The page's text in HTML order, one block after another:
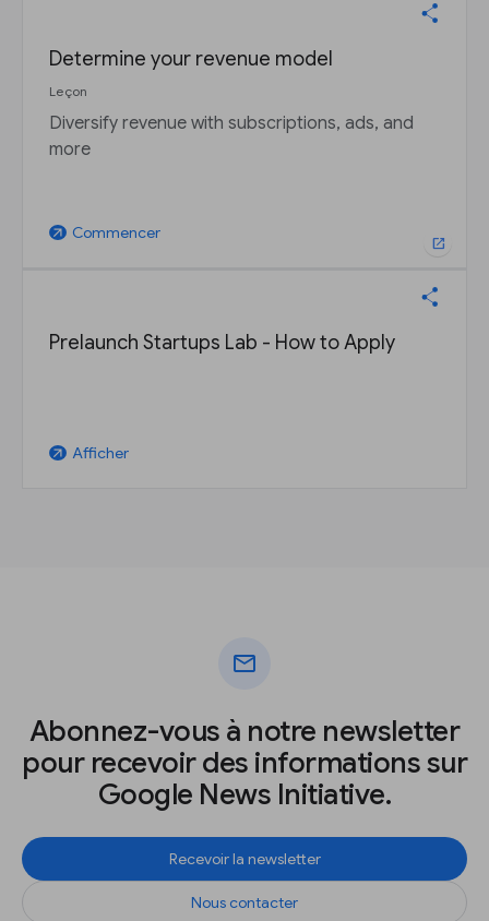
Determine your revenue model
Leçon
Diversify revenue with subscriptions, ads, and
more
arrow_outward Commencer open_in_new
Prelaunch Startups Lab - How to Apply
arrow_outward Afficher
mail
Abonnez-vous à notre newsletter
pour recevoir des informations sur
Google News Initiative.
Recevoir la newsletter
Nous contacter